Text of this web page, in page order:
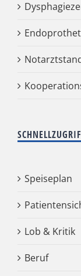
Speiseplan
Lob & Kritik
Beruf